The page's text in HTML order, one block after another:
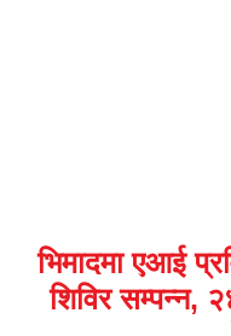
भिमादमा एआई
शिविर सम्पन्न,